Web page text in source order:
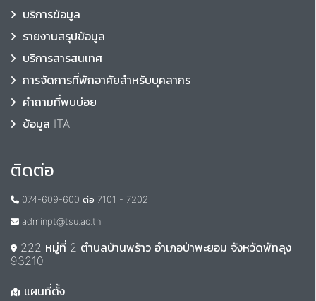
บริการข้อมูล
รายงานสรุปข้อมูล
บริการสารสนเทศ
การจัดการที่พักอาศัยสำหรับบุคลากร
คำถามที่พบบ่อย
ข้อมูล ITA
ติดต่อ
074-609-600 ต่อ 7101 - 7202
adminpt@tsu.ac.th
222 หมู่ที่ 2 ตำบลบ้านพร้าว อำเภอป่าพะยอม จังหวัดพัทลุง
93210
แผนที่ตั้ง